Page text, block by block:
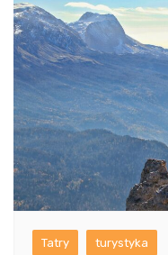
Tatry turystyka